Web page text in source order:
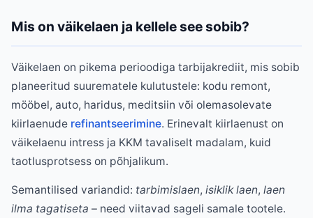
Mis on väikelaen ja kellele see sobib?
Väikelaen on pikema perioodiga tarbijakrediit, mis sobib
planeeritud suurematele kulutustele: kodu remont,
mööbel, auto, haridus, meditsiin või olemasolevate
kiirlaenude refinantseerimine. Erinevalt kiirlaenust on
väikelaenu intress ja KKM tavaliselt madalam, kuid
taotlusprotsess on põhjalikum.
Semantilised variandid: tarbimislaen, isiklik laen, laen
ilma tagatiseta – need viitavad sageli samale tootele.